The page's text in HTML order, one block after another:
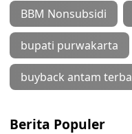
BBM Nonsubsidi
bupati purwakarta
buyback antam
Berita Populer